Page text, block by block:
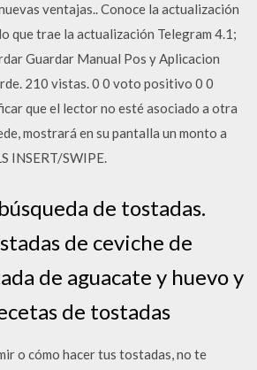
ventajas.. Conoce la actualización
que trae la actualización Telegram 4.1;
Guardar Manual Pos y Aplicacion
210 vistas. 0 0 voto positivo 0 0
que el lector no esté asociado a otra
mostrará en su pantalla un monto a
INSERT/SWIPE.
de tostadas.
de ceviche de
de aguacate y huevo y
de tostadas
o cómo hacer tus tostadas, no te